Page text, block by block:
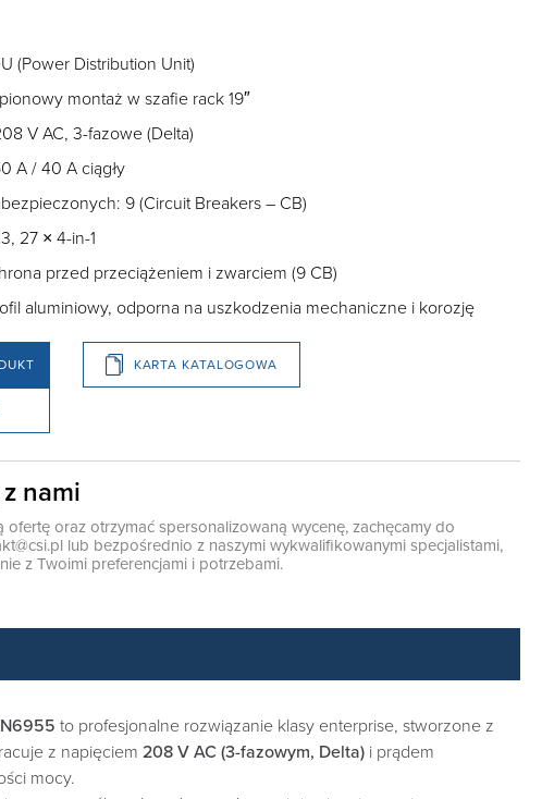
(Power Distribution Unit)
montaż w szafie rack 19″
V AC, 3-fazowe (Delta)
A / 40 A ciągły
9 (Circuit Breakers – CB)
27 × 4-in-1
przed przeciążeniem i zwarciem (9 CB)
aluminiowy, odporna na uszkodzenia mechaniczne i korozję
KARTA KATALOGOWA
nami
ofertę oraz otrzymać spersonalizowaną wycenę, zachęcamy do
lub bezpośrednio z naszymi wykwalifikowanymi specjalistami,
z Twoimi preferencjami i potrzebami.
to profesjonalne rozwiązanie klasy enterprise, stworzone z
z napięciem 208 V AC (3-fazowym, Delta) i prądem
mocy.